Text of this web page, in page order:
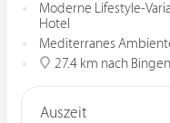
Moderne Lifestyle-
Hotel
Mediterranes
27.4 km nach
Auszeit